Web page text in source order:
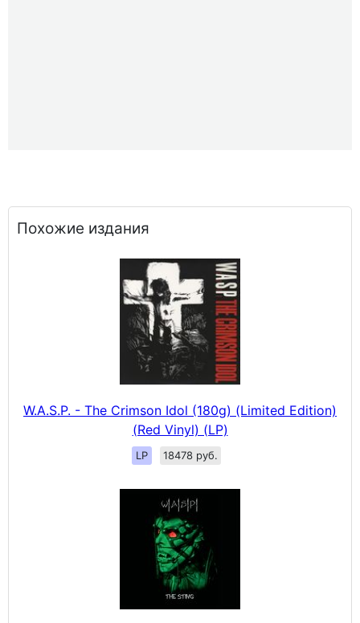
Похожие издания
W.A.S.P. - The Crimson Idol (180g) (Limited Edition)
(Red Vinyl) (LP)
LP 18478 руб.